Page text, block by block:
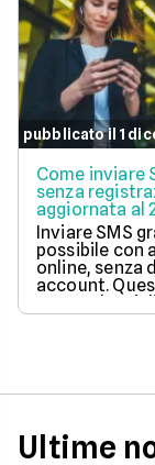
pubblicato il 1
Come inviare
senza
aggiornata al
Inviare SMS
possibile con
online, senza
account.
mostra le
per inviare
Ultime